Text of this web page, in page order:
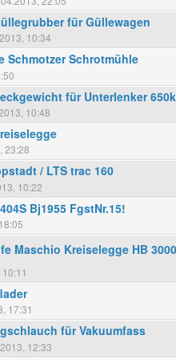
für Güllewagen
10:34
Schmotzer Schrotmühle
für Unterlenker
10:48
23:28
/ LTS trac 160
10:22
Bj1955 FgstNr.15!
Maschio Kreiselegge HB 3000
17:31
für Vakuumfass
12:33